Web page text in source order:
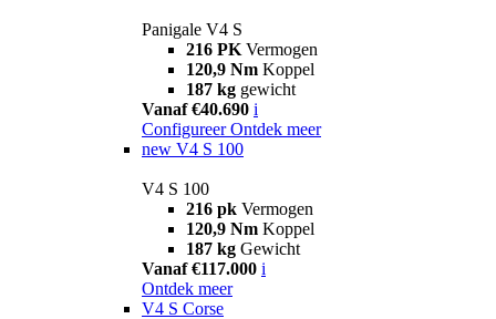
Panigale V4 S
216 PK Vermogen
120,9 Nm Koppel
187 kg gewicht
Vanaf €40.690 i
Configureer Ontdek meer
new V4 S 100
V4 S 100
216 pk Vermogen
120,9 Nm Koppel
187 kg Gewicht
Vanaf €117.000 i
Ontdek meer
V4 S Corse